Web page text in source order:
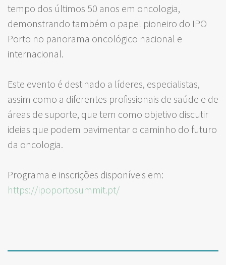
tempo dos últimos 50 anos em oncologia,
demonstrando também o papel pioneiro do IPO
Porto no panorama oncológico nacional e
internacional.
Este evento é destinado a líderes, especialistas,
assim como a diferentes profissionais de saúde e de
áreas de suporte, que tem como objetivo discutir
ideias que podem pavimentar o caminho do futuro
da oncologia.
Programa e inscrições disponíveis em:
https://ipoportosummit.pt/